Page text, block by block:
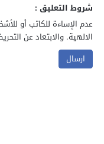
شروط التعليق :
عدم الإساءة للكاتب أو
الالهية. والابتعاد عن